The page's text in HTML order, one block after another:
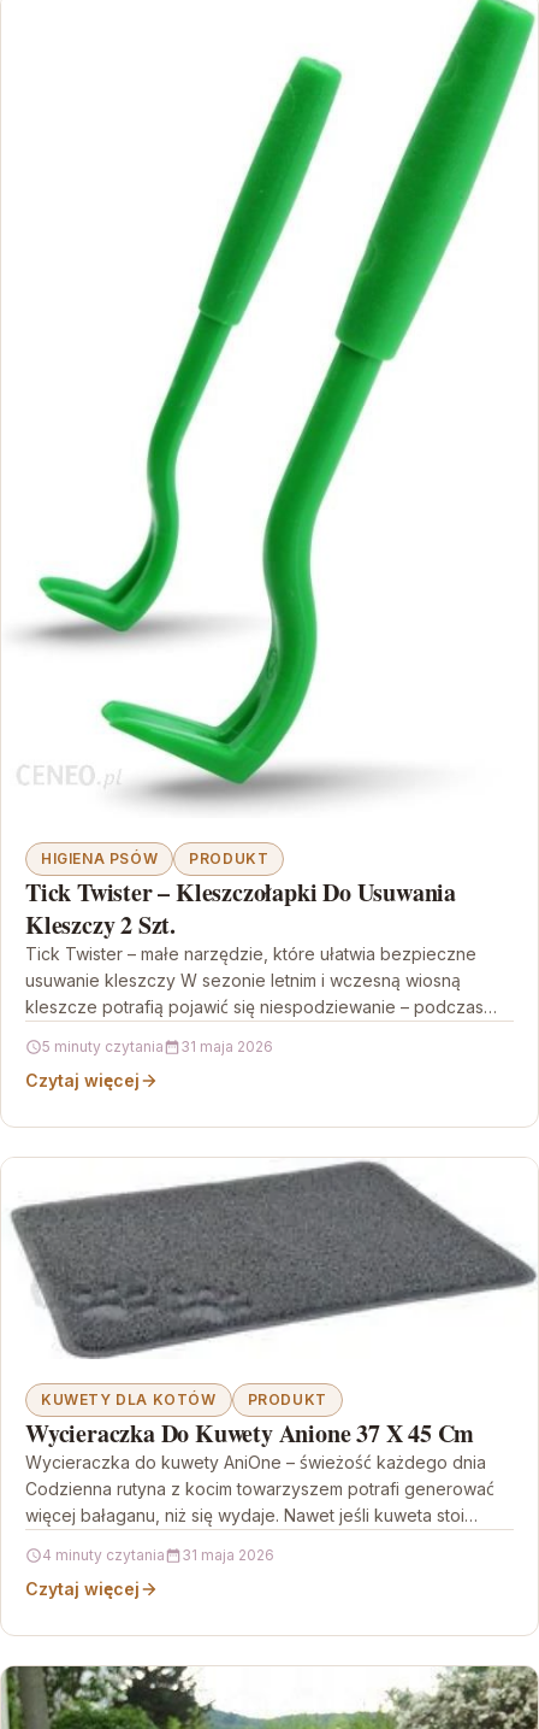
HIGIENA PSÓW PRODUKT
Tick Twister – Kleszczołapki Do Usuwania
Kleszczy 2 Szt.
Tick Twister – małe narzędzie, które ułatwia bezpieczne
usuwanie kleszczy W sezonie letnim i wczesną wiosną
kleszcze potrafią pojawić się niespodziewanie – podczas
5 minuty czytania 31 maja 2026
Czytaj więcej
KUWETY DLA KOTÓW PRODUKT
Wycieraczka Do Kuwety Anione 37 X 45 Cm
Wycieraczka do kuwety AniOne – świeżość każdego dnia
Codzienna rutyna z kocim towarzyszem potrafi generować
więcej bałaganu, niż się wydaje. Nawet jeśli kuweta stoi…
4 minuty czytania 31 maja 2026
Czytaj więcej